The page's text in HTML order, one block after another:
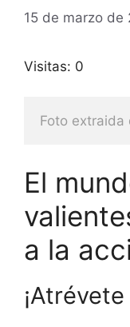
15 de marzo de
Visitas: 0
Foto extraida
El
a la